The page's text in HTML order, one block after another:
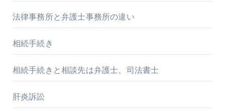
法律事務所と弁護士事務所の違い
相続手続き
相続手続きと相談先は弁護士、司法書士
肝炎訴訟